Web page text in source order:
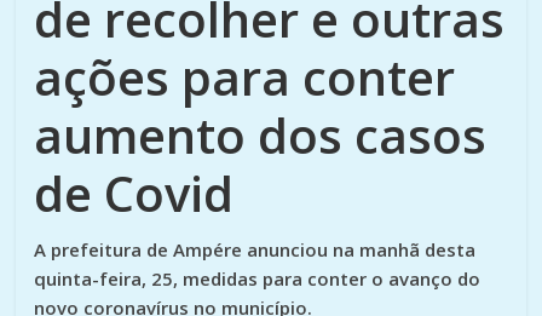
de recolher e outras
ações para conter
aumento dos casos
de Covid
A prefeitura de Ampére anunciou na manhã desta
quinta-feira, 25, medidas para conter o avanço do
novo coronavírus no município.